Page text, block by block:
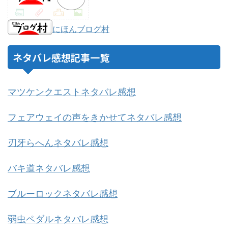
にほんブログ村
ネタバレ感想記事一覧
マツケンクエストネタバレ感想
フェアウェイの声をきかせてネタバレ感想
刃牙らへんネタバレ感想
バキ道ネタバレ感想
ブルーロックネタバレ感想
弱虫ペダルネタバレ感想